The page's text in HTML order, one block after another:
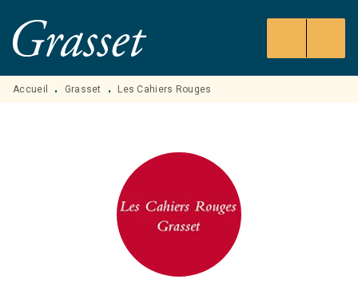
MENU RECHERCHE
PIED DE PAGE
Accueil • Grasset • Les Cahiers Rouges